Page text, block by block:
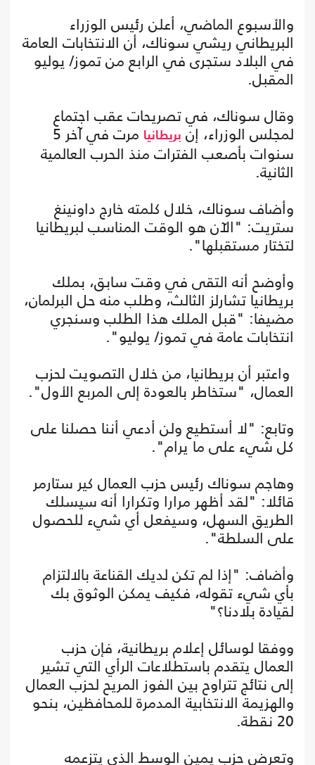
والأسبوع الماضي، أعلن رئيس الوزراء
البريطاني ريشي سوناك، أن الانتخابات العامة
في البلاد ستجرى في الرابع من تموز/ يوليو
المقبل.
وقال سوناك، في تصريحات عقب اجتماع
لمجلس الوزراء، إن بريطانيا
مرت في آخر 5
سنوات بأصعب الفترات منذ الحرب العالمية
الثانية.
وأضاف سوناك، خلال كلمته خارج داونينغ
ستريت: "الآن هو الوقت المناسب لبريطانيا
لتختار مستقبلها".
وأوضح أنه التقى في وقت سابق، بملك
بريطانيا تشارلز الثالث، وطلب منه حل البرلمان،
مضيفا: "قبل الملك هذا الطلب وسنجري
انتخابات عامة في تموز/ يوليو".
واعتبر أن بريطانيا، من خلال التصويت لحزب
العمال، "ستخاطر بالعودة إلى المربع الأول".
وتابع: "لا أستطيع ولن أدعي أننا حصلنا على
كل شيء على ما يرام".
وهاجم سوناك رئيس حزب العمال كير ستارمر
قائلا: "لقد أظهر مرارا وتكرارا أنه سيسلك
الطريق السهل، وسيفعل أي شيء للحصول
على السلطة".
وأضاف: "إذا لم تكن لديك القناعة بالالتزام
بأي شيء تقوله، فكيف يمكن الوثوق بك
لقيادة بلادنا؟"
ووفقا لوسائل إعلام بريطانية، فإن حزب
العمال يتقدم باستطلاعات الرأي التي تشير
إلى نتائج تتراوح بين الفوز المريح لحزب العمال
والهزيمة الانتخابية المدمرة للمحافظين، بنحو
20 نقطة.
وتعرض حزب يمين الوسط الذي يتزعمه